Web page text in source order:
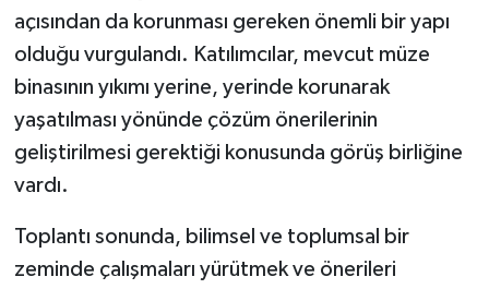
açısından da korunması gereken önemli bir yapı
olduğu vurgulandı. Katılımcılar, mevcut müze
binasının yıkımı yerine, yerinde korunarak
yaşatılması yönünde çözüm önerilerinin
geliştirilmesi gerektiği konusunda görüş birliğine
vardı.
Toplantı sonunda, bilimsel ve toplumsal bir
zeminde çalışmaları yürütmek ve önerileri
Yaşam